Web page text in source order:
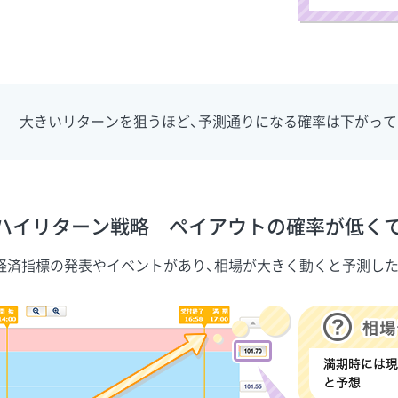
大きいリターンを狙うほど、予測通りになる確率は下がっ
イリターン戦略 ペイアウトの確率が低くて
済指標の発表やイベントがあり、相場が大きく動くと予測し